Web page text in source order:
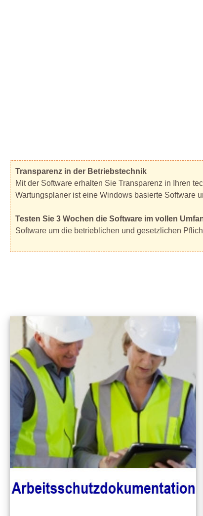
Transparenz in der Betriebstechnik
Mit der Software erhalten Sie Transparenz in Ihren
Wartungsplaner ist eine Windows basierte Software
Testen Sie 3 Wochen die Software im vollen
Software um die betrieblichen und gesetzlichen